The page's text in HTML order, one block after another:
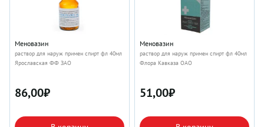
Меновазин
раствор для наруж примен спирт фл 40мл
Ярославская ФФ ЗАО
86,00₽
Меновазин
раствор для наруж примен спирт фл 40мл
Флора Кавказа ОАО
51,00₽